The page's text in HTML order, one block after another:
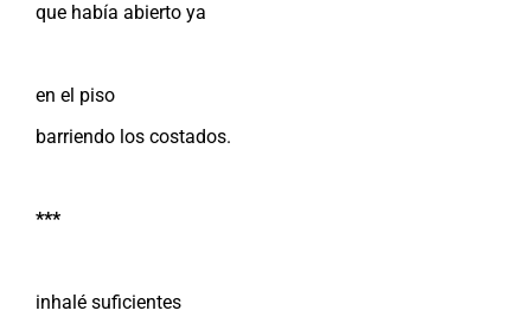
que había abierto ya
en el piso
barriendo los costados.
***
inhalé suficientes